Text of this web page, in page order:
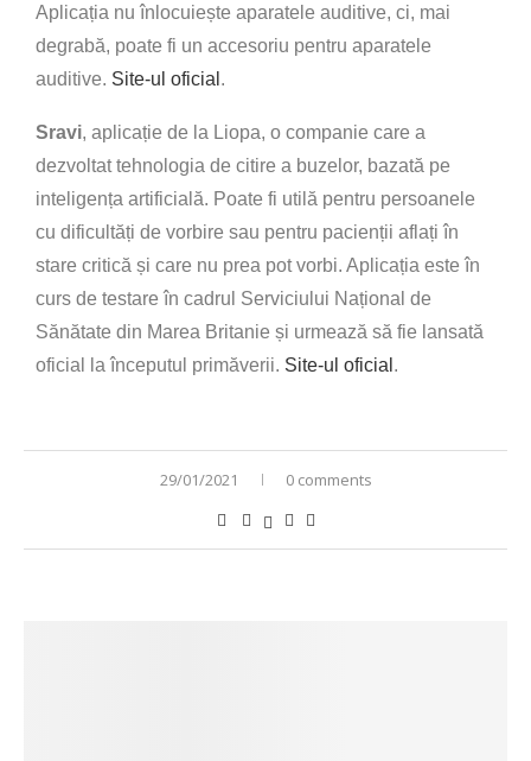
Aplicația nu înlocuiește aparatele auditive, ci, mai
degrabă, poate fi un accesoriu pentru aparatele
auditive. Site-ul oficial .
Sravi, aplicație de la Liopa, o companie care a
dezvoltat tehnologia de citire a buzelor, bazată pe
inteligența artificială. Poate fi utilă pentru persoanele
cu dificultăți de vorbire sau pentru pacienții aflați în
stare critică și care nu prea pot vorbi. Aplicația este în
curs de testare în cadrul Serviciului Național de
Sănătate din Marea Britanie și urmează să fie lansată
oficial la începutul primăverii. Site-ul oficial .
29/01/2021 0 comments